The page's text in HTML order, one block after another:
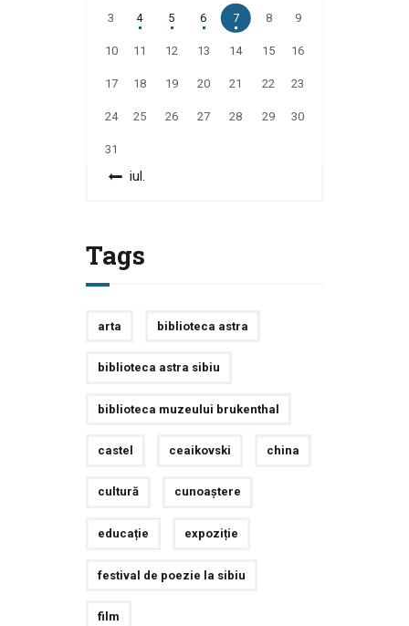
3 4 5 6 7 8 9
10 11 12 13 14 15 16
17 18 19 20 21 22 23
24 25 26 27 28 29 30
31
« iul.
Tags
arta biblioteca astra
biblioteca astra sibiu
biblioteca muzeului brukenthal
castel ceaikovski china
cultură cunoaștere
educație expoziție
festival de poezie la sibiu
film